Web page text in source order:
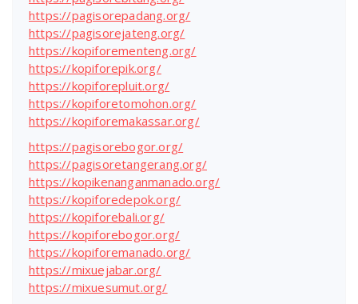
https://pagisorepadang.org/
https://pagisorejateng.org/
https://kopiforementeng.org/
https://kopiforepik.org/
https://kopiforepluit.org/
https://kopiforetomohon.org/
https://kopiforemakassar.org/
https://pagisorebogor.org/
https://pagisoretangerang.org/
https://kopikenanganmanado.org/
https://kopiforedepok.org/
https://kopiforebali.org/
https://kopiforebogor.org/
https://kopiforemanado.org/
https://mixuejabar.org/
https://mixuesumut.org/